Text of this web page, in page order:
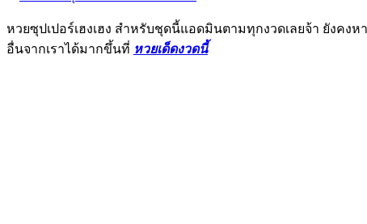
หวยซุปเปอร์เฮงเฮง สำหรับชุดนี้แอดมินตามทุกงวดเลยจ้า ยังคง
อื่นจากเราได้มากขึ้นที่ หวยเด็ดงวดนี้